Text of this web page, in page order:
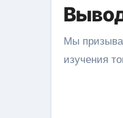
Мы
изучения